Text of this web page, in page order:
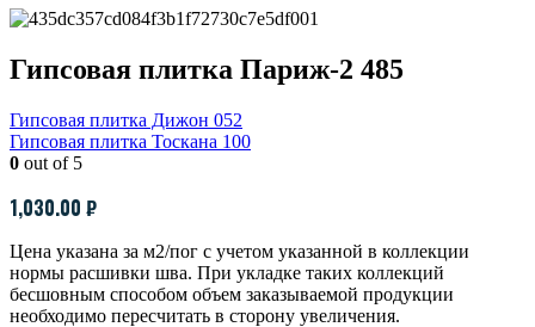
Гипсовая плитка Париж-2 485
Гипсовая плитка Дижон 052
Гипсовая плитка Тоскана 100
0 out of 5
1,030.00 ₽
Цена указана за м2/пог с учетом указанной в коллекции
нормы расшивки шва. При укладке таких коллекций
бесшовным способом объем заказываемой продукции
необходимо пересчитать в сторону увеличения.